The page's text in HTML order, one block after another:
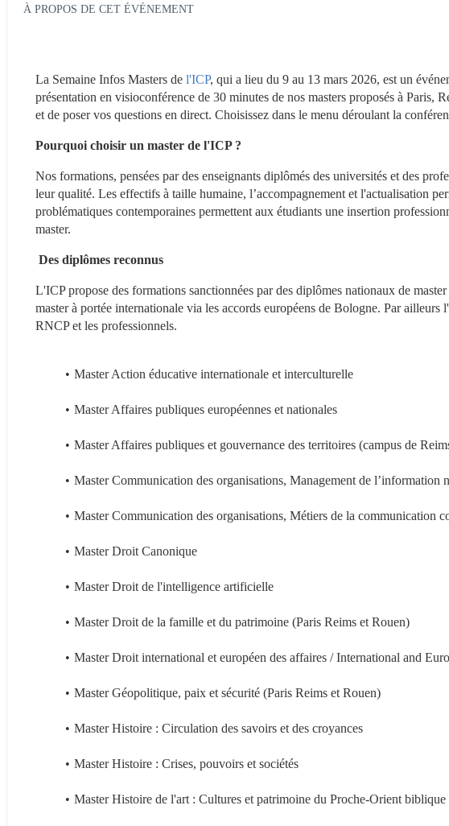
À PROPOS DE CET ÉVÉNEMENT
La Semaine Infos Masters de l'ICP, qui a lieu du 9 au 13 mars 2026, est un
présentation en visioconférence de 30 minutes de nos masters proposés à Paris,
et de poser vos questions en direct. Choisissez dans le menu déroulant la
Pourquoi choisir un master de l'ICP ?
Nos formations, pensées par des enseignants diplômés des universités et des
leur qualité. Les effectifs à taille humaine, l’accompagnement et l'actualisation
problématiques contemporaines permettent aux étudiants une insertion
master.
Des diplômes reconnus
L'ICP propose des formations sanctionnées par des diplômes nationaux de
master à portée internationale via les accords européens de Bologne. Par
RNCP et les professionnels.
Master Action éducative internationale et interculturelle
Master Affaires publiques européennes et nationales
Master Affaires publiques et gouvernance des territoires (campus de
Master Communication des organisations, Management de l’information
Master Communication des organisations, Métiers de la communication
Master Droit Canonique
Master Droit de l'intelligence artificielle
Master Droit de la famille et du patrimoine (Paris Reims et Rouen)
Master Droit international et européen des affaires / International and
Master Géopolitique, paix et sécurité (Paris Reims et Rouen)
Master Histoire : Circulation des savoirs et des croyances
Master Histoire : Crises, pouvoirs et sociétés
Master Histoire de l'art : Cultures et patrimoine du Proche-Orient biblique